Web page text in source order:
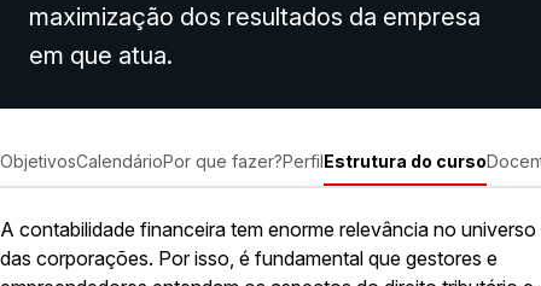
maximização dos resultados da empresa
em que atua.
ObjetivosCalendárioPor que fazer?PerfilEstrutura do curso
A contabilidade financeira tem enorme relevância no universo
das corporações. Por isso, é fundamental que gestores e